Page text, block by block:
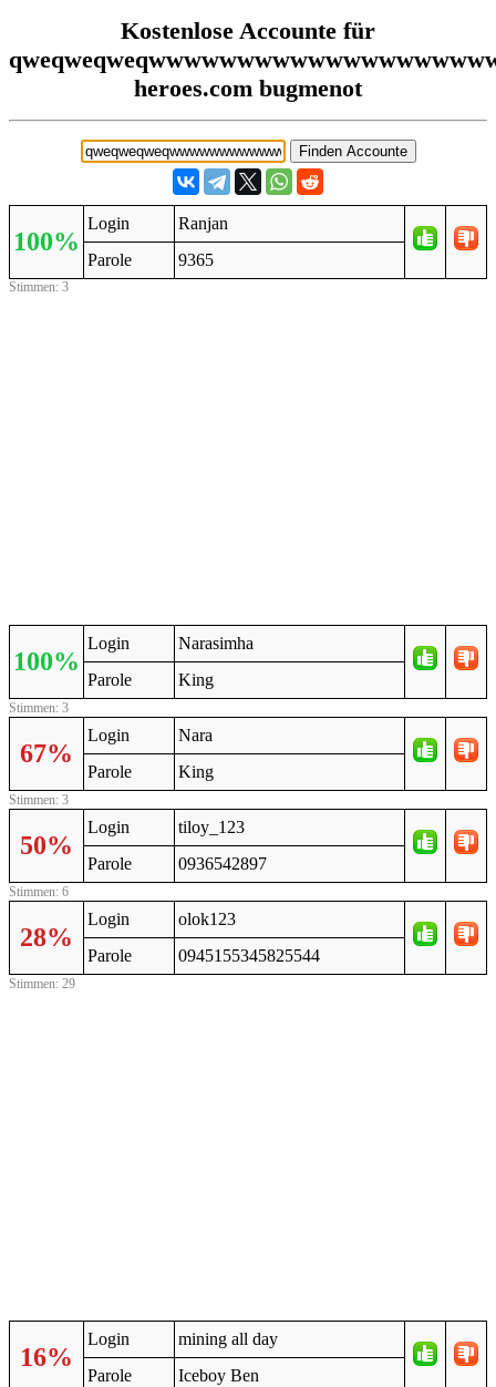
Kostenlose Accounte für
heroes.com bugmenot
100%
Login
Ranjan
Parole
9365
Stimmen: 3
100%
Login
Narasimha
Parole
King
Stimmen: 3
67%
Login
Nara
Parole
King
Stimmen: 3
50%
Login
tiloy_123
Parole
0936542897
Stimmen: 6
28%
Login
olok123
Parole
0945155345825544
Stimmen: 29
16%
Login
mining all day
Parole
Iceboy Ben